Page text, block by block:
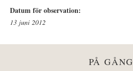
Datum för observation:
13 juni 2012
PÅ GÅNG